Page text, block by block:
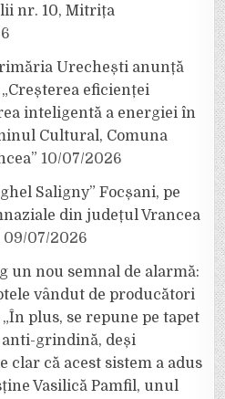
nr. 10, Mitrița
Urechești anunță
eficienței
inteligentă a energiei în
Cultural, Comuna
10/07/2026
Saligny” Focșani, pe
din județul Vrancea
09/07/2026
un nou semnal de alarmă:
vândut de producători
plus, se repune pe tapet
grindină, deși
clar că acest sistem a adus
Vasilică Pamfil, unul